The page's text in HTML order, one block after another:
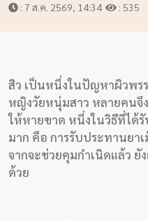
หน้า
แรก
สัมภาษณ์
งาน
: 7 ส.ค. 2569, 14:34 : 535
สิว เป็นหนึ่งในปัญหาผิวพ
หญิงวัยหนุ่มสาว หลายคนจึ
ให้หายขาด หนึ่งในวิธีที่ได้
มาก คือ การรับประทานยา
จากจะช่วยคุมกำเนิดแล้ว
ด้วย